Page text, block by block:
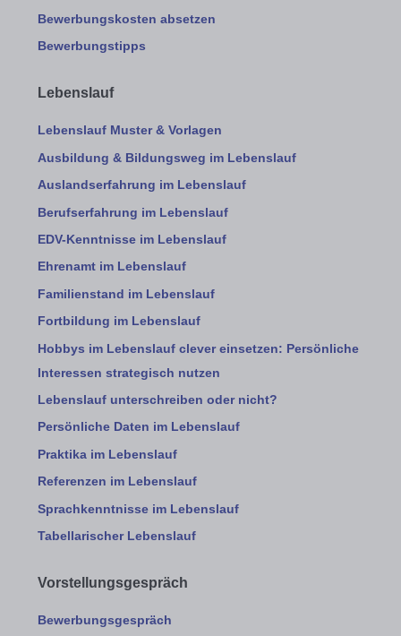
Bewerbungskosten absetzen
Bewerbungstipps
Lebenslauf
Lebenslauf Muster & Vorlagen
Ausbildung & Bildungsweg im Lebenslauf
Auslandserfahrung im Lebenslauf
Berufserfahrung im Lebenslauf
EDV-Kenntnisse im Lebenslauf
Ehrenamt im Lebenslauf
Familienstand im Lebenslauf
Fortbildung im Lebenslauf
Hobbys im Lebenslauf clever einsetzen: Persönliche
Interessen strategisch nutzen
Lebenslauf unterschreiben oder nicht?
Persönliche Daten im Lebenslauf
Praktika im Lebenslauf
Referenzen im Lebenslauf
Sprachkenntnisse im Lebenslauf
Tabellarischer Lebenslauf
Vorstellungsgespräch
Bewerbungsgespräch